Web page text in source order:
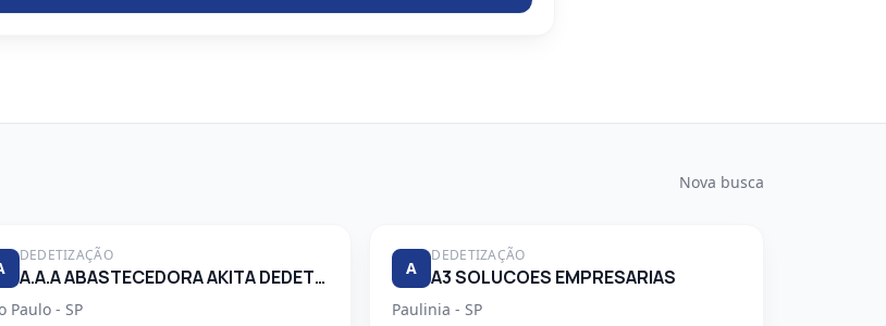
Nova busca
DEDETIZAÇÃO
A.A.A ABASTECEDORA AKITA DEDETIZADORA S/S LTDA
Paulo - SP
A
DEDETIZAÇÃO
A3 SOLUCOES EMPRESARIAS
Paulinia - SP